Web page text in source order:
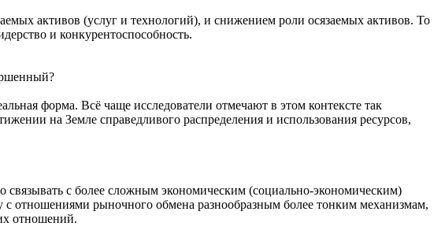
активов (услуг и технологий), и снижением роли осязаемых активов. То
и конкурентоспособность.
форма. Всё чаще исследователи отмечают в этом контексте так
на Земле справедливого распределения и использования ресурсов,
с более сложным экономическим (социально-экономическим)
отношениями рыночного обмена разнообразным более тонким механизмам,
отношений.